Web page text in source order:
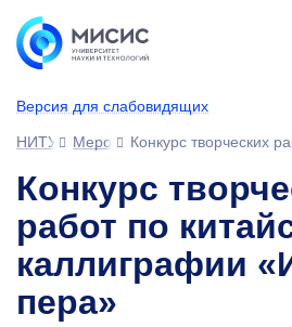
Версия для слабовидящих
НИТУ МИСИСМероприятияКонкурс творческих
Конкурс
работ по
каллиграфии
пера»